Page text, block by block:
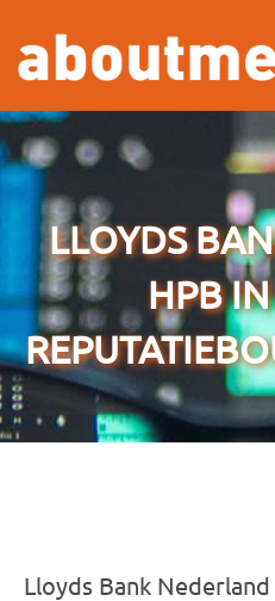
HOOFDMENU
LLOYDS
HPB
Lloyds Bank